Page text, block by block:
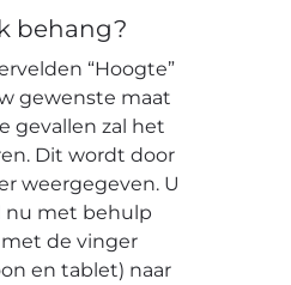
behang?
“Hoogte”
gewenste maat
gevallen zal het
Dit wordt door
weergegeven. U
met behulp
de vinger
en tablet) naar